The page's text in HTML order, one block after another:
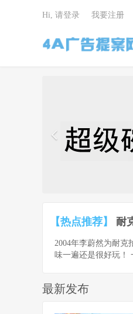
圈那点事
Hi, 请登录 我要注册
【热点推荐】 耐
2004年李蔚然为耐克
味一遍还是很好玩
最新发布